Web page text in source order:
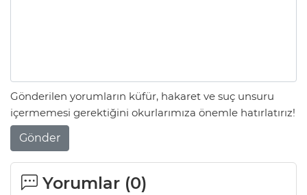
Gönderilen yorumların küfür, hakaret ve suç unsuru
içermemesi gerektiğini okurlarımıza önemle hatırlatırız!
Gönder
Yorumlar (0)